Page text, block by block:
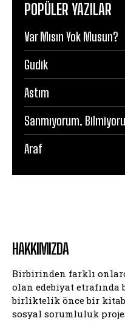
POPÜLER YAZILAR
Var Mısın Yok Musun?
Gudik
Astım
Sanmıyorum.
Araf
HAKKIMIZDA
Birbirinden farklı
olan edebiyat etrafında
birliktelik önce bir
sosyal sorumluluk